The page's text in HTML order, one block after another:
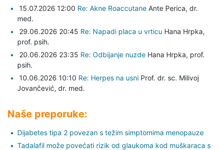
15.07.2026 12:00 Re: Akne Roaccutane Ante Perica, dr.
med.
29.06.2026 20:45 Re: Napadi placa u vrticu Hana Hrpka,
prof. psih.
20.06.2026 23:35 Re: Odbijanje nuzde Hana Hrpka, prof.
psih.
10.06.2026 10:10 Re: Herpes na usni Prof. dr. sc. Milivoj
Jovančević, dr. med.
Naše preporuke:
Dijabetes tipa 2 povezan s težim simptomima menopauze
Tadalafil može povećati rizik od glaukoma kod muškaraca s